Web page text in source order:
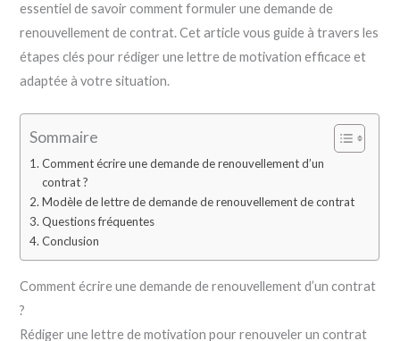
essentiel de savoir comment formuler une demande de
renouvellement de contrat. Cet article vous guide à travers les
étapes clés pour rédiger une lettre de motivation efficace et
adaptée à votre situation.
Sommaire
Comment écrire une demande de renouvellement d’un
contrat ?
Modèle de lettre de demande de renouvellement de contrat
Questions fréquentes
Conclusion
Comment écrire une demande de renouvellement d’un contrat
?
Rédiger une lettre de motivation pour renouveler un contrat